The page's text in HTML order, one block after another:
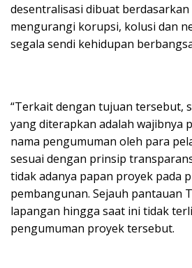
desentralisasi dibuat
mengurangi korupsi, kolusi dan
segala sendi kehidupan
“Terkait dengan tujuan tersebut,
yang diterapkan adalah wajibnya
nama pengumuman oleh para
sesuai dengan prinsip
tidak adanya papan proyek pada
pembangunan. Sejauh pantauan
lapangan hingga saat ini tidak
pengumuman proyek tersebut.